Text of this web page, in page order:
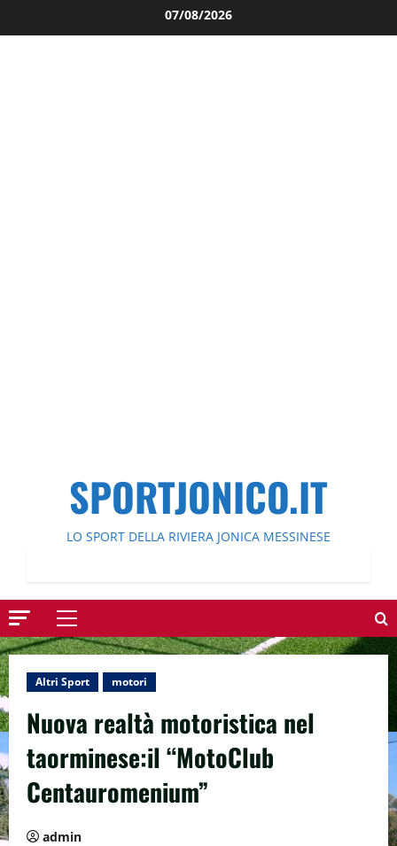
al
07/08/2026
SPORTJONICO.IT
LO SPORT DELLA RIVIERA JONICA MESSINESE
Menu
principale
Altri Sport motori
Nuova realtà motoristica nel
taorminese:il “MotoClub
Centauromenium”
admin